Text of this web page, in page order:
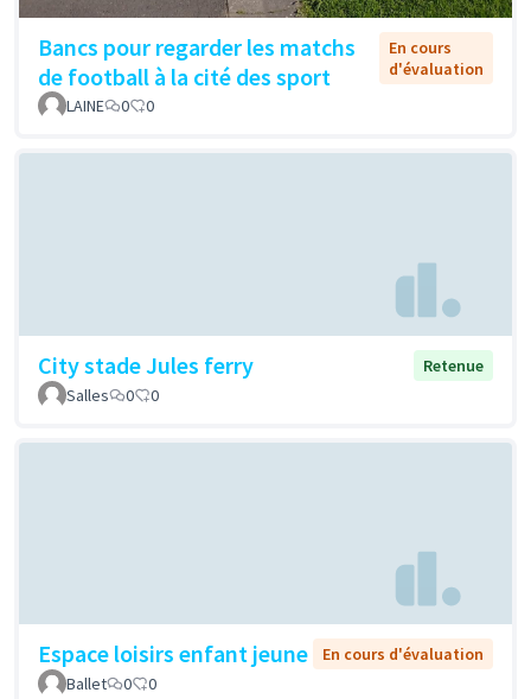
Bancs pour regarder les matchs
de football à la cité des sport
En cours
d'évaluation
LAINE
0 0
City stade Jules ferry
Retenue
Salles
0 0
Espace loisirs enfant jeune
En cours d'évaluation
Ballet
0 0